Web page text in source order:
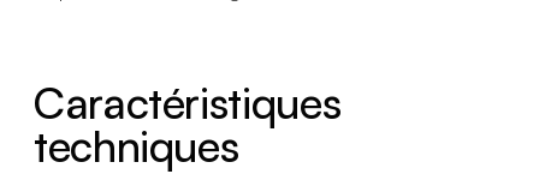
Caractéristiques
techniques